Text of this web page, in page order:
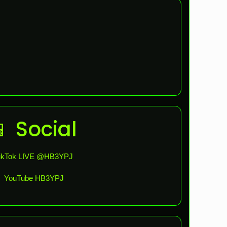
Social
LIVE @HB3YPJ
YouTube HB3YPJ